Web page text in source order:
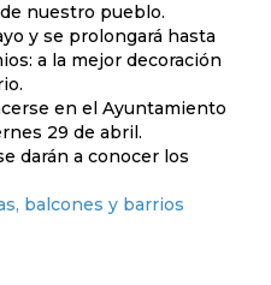
nuestro pueblo.
y se prolongará hasta
a la mejor decoración
en el Ayuntamiento
29 de abril.
darán a conocer los
balcones y barrios